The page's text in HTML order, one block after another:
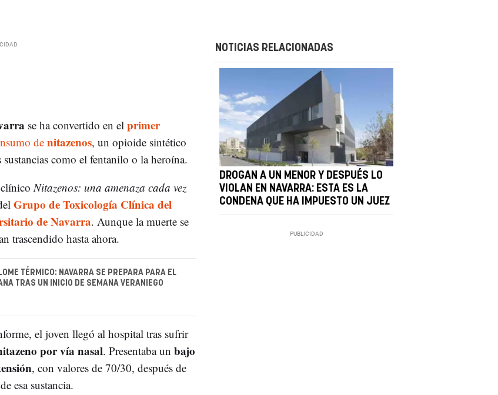
se ha convertido en el primer
de nitazenos, un opioide sintético
como el fentanilo o la heroína.
Nitazenos: una amenaza cada vez
Grupo de Toxicología Clínica del
de Navarra. Aunque la muerte se
trascendido hasta ahora.
TÉRMICO: NAVARRA SE PREPARA PARA EL
TRAS UN INICIO DE SEMANA VERANIEGO
el joven llegó al hospital tras sufrir
por vía nasal. Presentaba un bajo
, con valores de 70/30, después de
esa sustancia.
NOTICIAS RELACIONADAS
DROGAN A UN MENOR Y DESPUÉS LO
VIOLAN EN NAVARRA: ESTA ES LA
CONDENA QUE HA IMPUESTO UN JUEZ